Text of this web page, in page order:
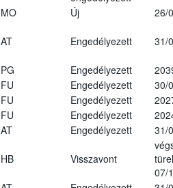
MO Új
26/
AT Engedélyezett 31/
PG Engedélyezett
FU Engedélyezett
30/
FU Engedélyezett
FU Engedélyezett
AT Engedélyezett 31/
HB Visszavont
07/